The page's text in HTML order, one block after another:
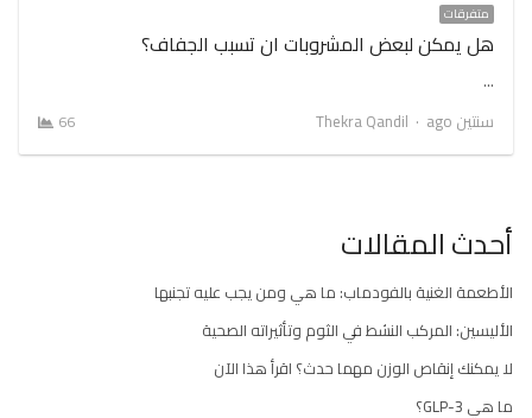
متفرقات
هل يمكن لبعض المشروبات ان تسبب الجفاف؟
…
سنتين ago
Author
Thekra Qandil
66
أحدث المقالات
الأطعمة الغنية بالفودماب: ما هي ومن يجب عليه تجنبها
الأليسين: المركب النشط في الثوم وتأثيراته الصحية
لا يمكنك إنقاص الوزن مهما حدث؟ اقرأ هذا الآن
ما هي GLP-3؟